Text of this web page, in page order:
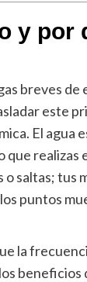
y
breves
este
El agua
que
saltas; tus
puntos
la